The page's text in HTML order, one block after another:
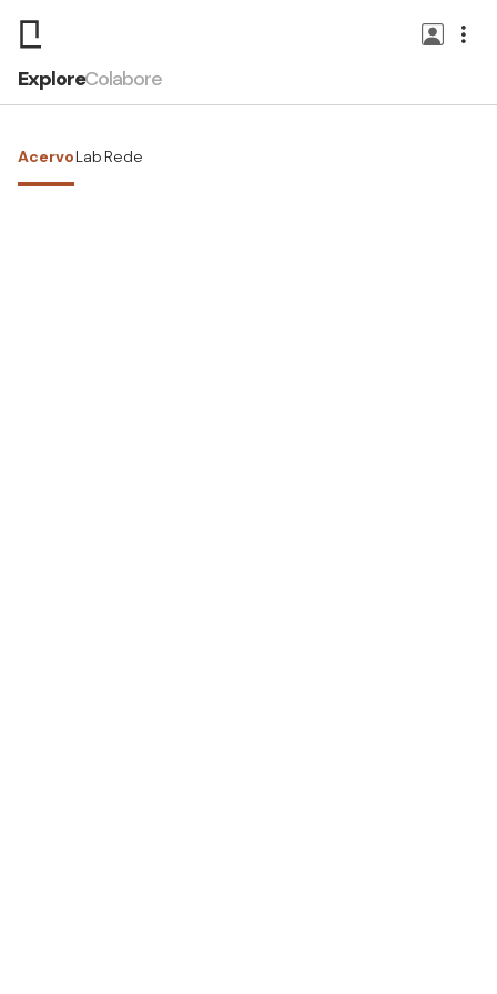
ExploreColabore
AcervoLab Rede